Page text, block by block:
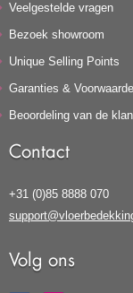
Veelgestelde vragen
Bezoek showroom
Unique Selling Points
Garanties &
Beoordeling van de
Contact
+31 (0)85 8888 070
Volg ons